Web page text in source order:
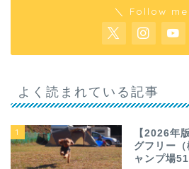
＼ Follow me
よく読まれている記事
1
【2026年
グフリー
ャンプ場